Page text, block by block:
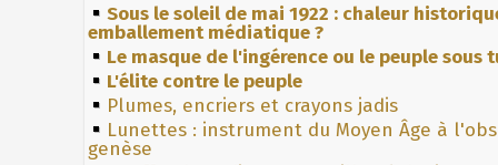
Sous le soleil de mai 1922 : chaleur
emballement médiatique ?
Le masque de l'ingérence ou le peuple sous
L'élite contre le peuple
Plumes, encriers et crayons jadis
Lunettes : instrument du Moyen Âge à
genèse